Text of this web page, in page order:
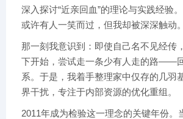
深入探讨“近亲回血”的理论与实践经验
或许有人一笑而过，但我却被深深触动。
那一刻我意识到：即使自己名不见经传
下开始，尝试走一条少有人走的路——
系。于是，我着手整理家中仅存的几羽
界干扰，专注于内部资源的优化重组。
2011年成为检验这一理念的关键年份。